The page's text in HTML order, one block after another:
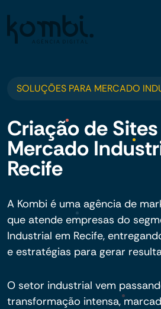
SOLUÇÕES PARA MERCADO
Criação de
Mercado
Recife
A Kombi é uma agência de
que atende empresas do
Industrial em Recife,
e estratégias para gerar
O setor industrial vem
transformação intensa,